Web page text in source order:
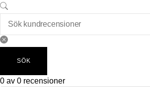
SÖK
0 av 0 recensioner